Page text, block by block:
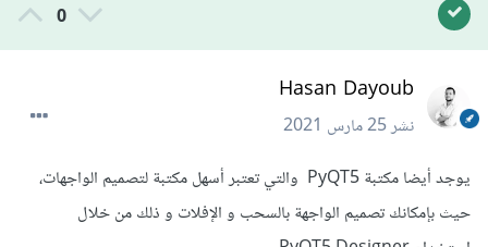
0
Hasan Dayoub
نشر25 مارس 2021
يوجد أيضا مكتبة PyQT5 والتي تعتبر أسهل مكتبة لتصميم الواجهات،
حيث بإمكانك تصميم الواجهة بالسحب و الإفلات و ذلك من خلال